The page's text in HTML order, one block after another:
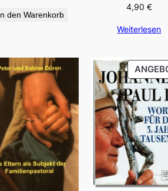
den Warenkorb
4,90 €
Weiterlesen